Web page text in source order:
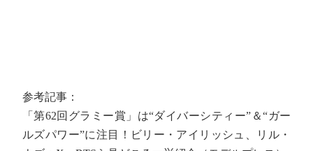
参考記事：
「第62回グラミー賞」は“ダイバーシティー”＆“ガー
ルズパワー”に注目！ビリー・アイリッシュ、リル・